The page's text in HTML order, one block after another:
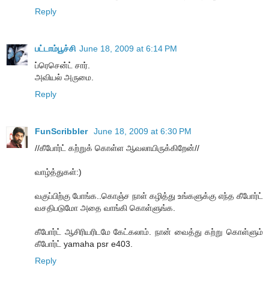
Reply
பட்டாம்பூச்சி June 18, 2009 at 6:14 PM
ப்ரெசென்ட் சார்.
அவியல் அருமை.
Reply
FunScribbler June 18, 2009 at 6:30 PM
//கீபோர்ட் கற்றுக் கொள்ள ஆவலாயிருக்கிறேன்//
வாழ்த்துகள்:)
வகுப்பிற்கு போங்க..கொஞ்ச நாள் கழித்து உங்களுக்கு எந்த கீபோர்ட்
வசதிபடுமோ அதை வாங்கி கொள்ளுங்க.
கீபோர்ட் ஆசிரியரிடமே கேட்கலாம். நான் வைத்து கற்று கொள்ளும்
கீபோர்ட் yamaha psr e403.
Reply